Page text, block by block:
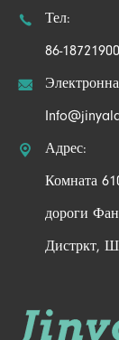
 Тел:
86-

 Адрес:
Комната
дороги
Дистркт,